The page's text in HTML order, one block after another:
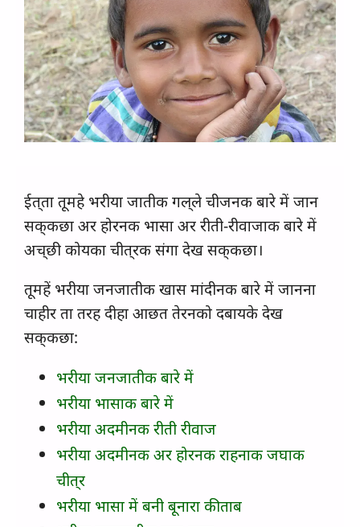
ईत्‌ता तूमहे भरीया जातीक गल्‌ले चीजनक बारे में जान
सक्‌कछा अर होरनक भासा अर रीती-रीवाजाक बारे में
अच्‌छी कोयका चीत्‌रक संगा देख सक्‌कछा।
तूमहें भरीया जनजातीक खास मांदीनक बारे में जानना
चाहीर ता तरह दीहा आछत तेरनको दबायके देख
सक्‌कछा:
भरीया जनजातीक बारे में
भरीया भासाक बारे में
भरीया अदमीनक रीती रीवाज
भरीया अदमीनक अर होरनक राहनाक जघाक
चीत्‌र
भरीया भासा में बनी बूनारा कीताब